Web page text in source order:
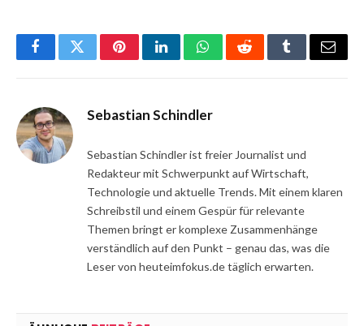
FacebookTwitterPinterestLinkedInWhatsAppRedditTumblrEmail
Sebastian Schindler
Sebastian Schindler ist freier Journalist und
Redakteur mit Schwerpunkt auf Wirtschaft,
Technologie und aktuelle Trends. Mit einem klaren
Schreibstil und einem Gespür für relevante
Themen bringt er komplexe Zusammenhänge
verständlich auf den Punkt – genau das, was die
Leser von heuteimfokus.de täglich erwarten.